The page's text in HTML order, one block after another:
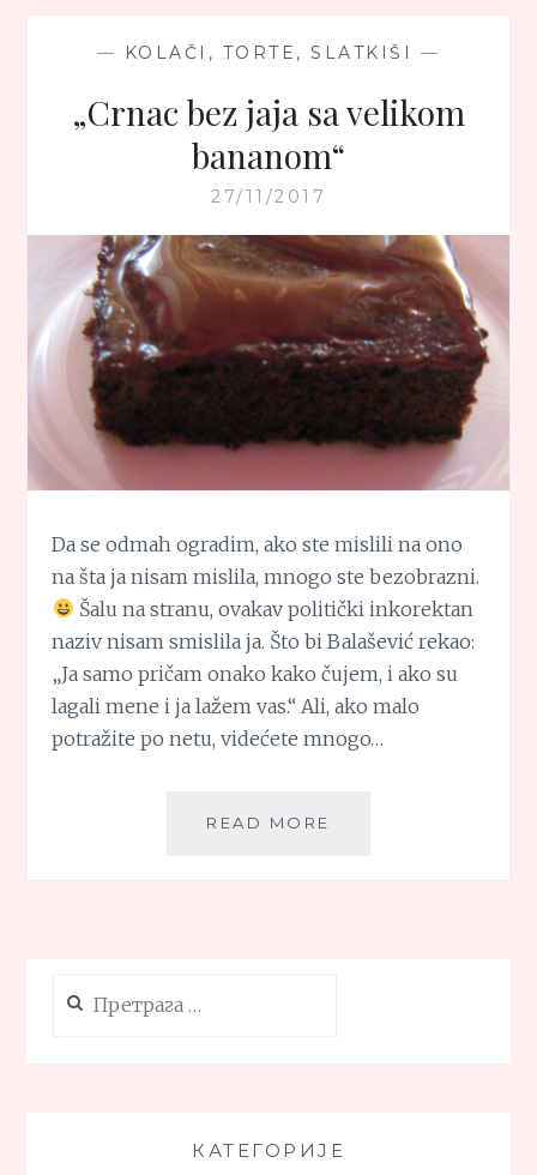
— KOLAČI, TORTE, SLATKIŠI —
„Crnac bez jaja sa velikom
bananom“
27/11/2017
Da se odmah ogradim, ako ste mislili na ono
na šta ja nisam mislila, mnogo ste bezobrazni.
Šalu na stranu, ovakav politički inkorektan
naziv nisam smislila ja. Što bi Balašević rekao:
„Ja samo pričam onako kako čujem, i ako su
lagali mene i ja lažem vas.“ Ali, ako malo
potražite po netu, videćete mnogo…
READ MORE
за:
КАТЕГОРИЈЕ